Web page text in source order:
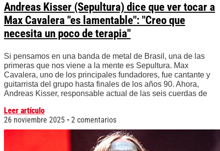
Andreas Kisser (Sepultura) dice que ver tocar a
Max Cavalera "es lamentable": "Creo que
necesita un poco de terapia"
Si pensamos en una banda de metal de Brasil, una de las
primeras que nos viene a la mente es Sepultura. Max
Cavalera, uno de los principales fundadores, fue cantante y
guitarrista del grupo hasta finales de los años 90. Ahora,
Andreas Kisser, responsable actual de las seis cuerdas de
Leer artículo
26 noviembre 2025
2 comentarios